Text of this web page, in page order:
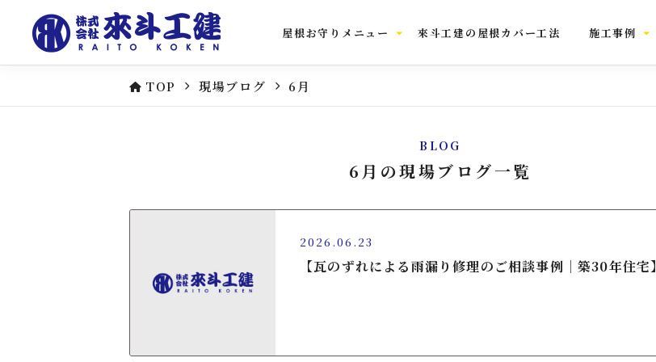
屋根お守りメニュー 來斗工建の屋根カバー工法 施工事例
TOP 現場ブログ 6月
BLOG
6月の現場ブログ一覧
2026.06.23
【瓦のずれによる雨漏り修理のご相談事例｜築30年住宅】